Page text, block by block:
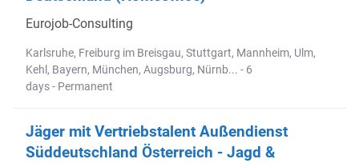
Eurojob-Consulting
Karlsruhe, Freiburg im Breisgau, Stuttgart, Mannheim, Ulm,
Kehl, Bayern, München, Augsburg, Nürnb... - 6
days - Permanent
Jäger mit Vertriebstalent Außendienst
Süddeutschland Österreich - Jagd &